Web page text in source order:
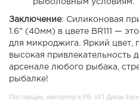
рыболовным условиям.
Заключение: Силиконовая
1.6" (40мм) в цвете BR111 —
для микроджига. Яркий цвет,
высокая привлекательность
арсенале любого рыбака,
рыбалке!
Поставщик, импортер в РБ: ИП Дивак